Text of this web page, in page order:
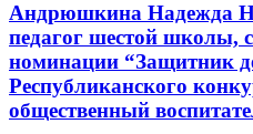
Андрюшкина Надежда
педагог шестой школы,
номинации “Защитник
Республиканского
общественный